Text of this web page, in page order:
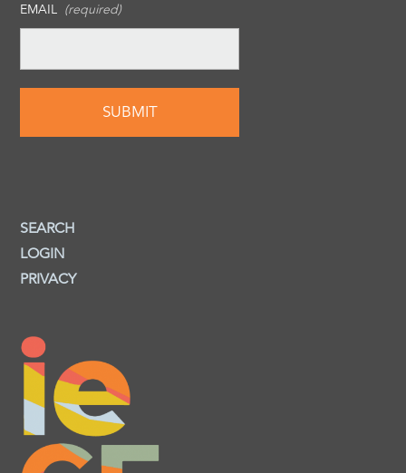
EMAIL (required)
SEARCH
LOGIN
PRIVACY